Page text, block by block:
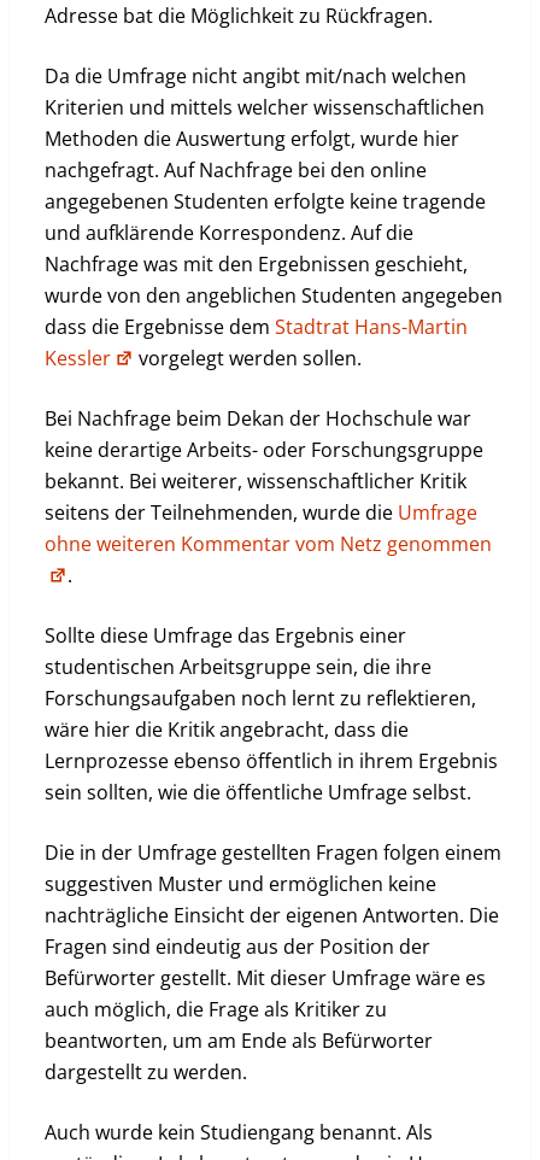
Adresse bat die Möglichkeit zu Rückfragen.
Da die Umfrage nicht angibt mit/nach welchen
Kriterien und mittels welcher wissenschaftlichen
Methoden die Auswertung erfolgt, wurde hier
nachgefragt. Auf Nachfrage bei den online
angegebenen Studenten erfolgte keine tragende
und aufklärende Korrespondenz. Auf die
Nachfrage was mit den Ergebnissen geschieht,
wurde von den angeblichen Studenten angegeben
dass die Ergebnisse dem Stadtrat Hans-Martin
Kessler
vorgelegt werden sollen.
Bei Nachfrage beim Dekan der Hochschule war
keine derartige Arbeits- oder Forschungsgruppe
bekannt. Bei weiterer, wissenschaftlicher Kritik
seitens der Teilnehmenden, wurde die Umfrage
ohne weiteren Kommentar vom Netz genommen
.
Sollte diese Umfrage das Ergebnis einer
studentischen Arbeitsgruppe sein, die ihre
Forschungsaufgaben noch lernt zu reflektieren,
wäre hier die Kritik angebracht, dass die
Lernprozesse ebenso öffentlich in ihrem Ergebnis
sein sollten, wie die öffentliche Umfrage selbst.
Die in der Umfrage gestellten Fragen folgen einem
suggestiven Muster und ermöglichen keine
nachträgliche Einsicht der eigenen Antworten. Die
Fragen sind eindeutig aus der Position der
Befürworter gestellt. Mit dieser Umfrage wäre es
auch möglich, die Frage als Kritiker zu
beantworten, um am Ende als Befürworter
dargestellt zu werden.
Auch wurde kein Studiengang benannt. Als